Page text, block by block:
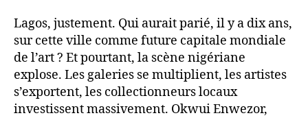
Lagos, justement. Qui aurait parié, il y a dix ans,
sur cette ville comme future capitale mondiale
de l’art ? Et pourtant, la scène nigériane
explose. Les galeries se multiplient, les artistes
s’exportent, les collectionneurs locaux
investissent massivement. Okwui Enwezor,